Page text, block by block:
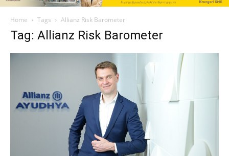
Home Tags Allianz Risk Barometer
Tag: Allianz Risk Barometer